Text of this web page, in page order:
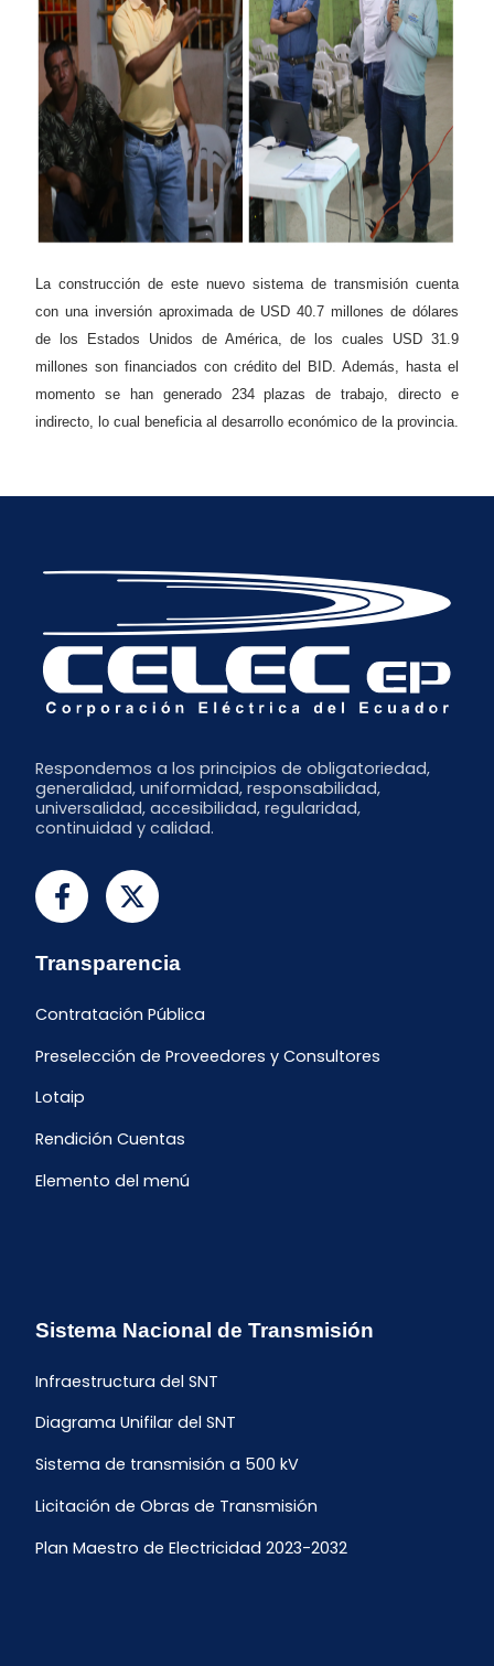
La construcción de este nuevo sistema de transmisión cuenta
con una inversión aproximada de USD 40.7 millones de dólares
de los Estados Unidos de América, de los cuales USD 31.9
millones son financiados con crédito del BID. Además, hasta el
momento se han generado 234 plazas de trabajo, directo e
indirecto, lo cual beneficia al desarrollo económico de la provincia.
Respondemos a los principios de obligatoriedad,
generalidad, uniformidad, responsabilidad,
universalidad, accesibilidad, regularidad,
continuidad y calidad.
Transparencia
Contratación Pública
Preselección de Proveedores y Consultores
Lotaip
Rendición Cuentas
Elemento del menú
Sistema Nacional de Transmisión
Infraestructura del SNT
Diagrama Unifilar del SNT
Sistema de transmisión a 500 kV
Licitación de Obras de Transmisión
Plan Maestro de Electricidad 2023-2032